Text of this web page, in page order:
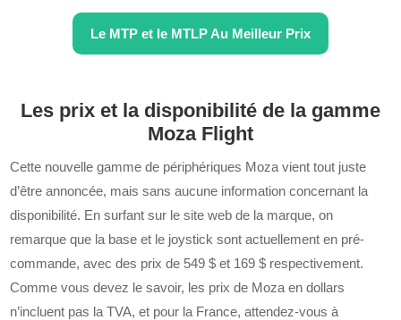
Le MTP et le MTLP Au Meilleur Prix
Les prix et la disponibilité de la gamme
Moza Flight
Cette nouvelle gamme de périphériques Moza vient tout juste
d’être annoncée, mais sans aucune information concernant la
disponibilité. En surfant sur le site web de la marque, on
remarque que la base et le joystick sont actuellement en pré-
commande, avec des prix de 549 $ et 169 $ respectivement.
Comme vous devez le savoir, les prix de Moza en dollars
n’incluent pas la TVA, et pour la France, attendez-vous à